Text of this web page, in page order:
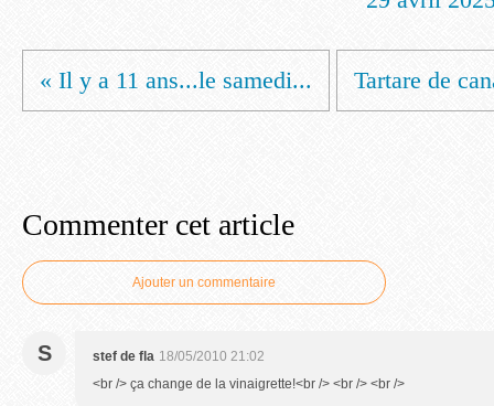
« Il y a 11 ans...le samedi... Tartare de
Commenter cet article
Ajouter un commentaire
S stef de fla 18/05/2010 21:02
<br /> ça change de la vinaigrette!<br /> <br /> <br />